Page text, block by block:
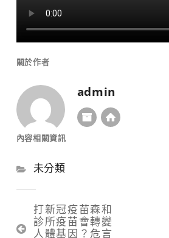
關於作者
admin
內容相關資訊
未分類
章
打新冠疫苗森和
診所疫苗會轉變
人體基因？危言